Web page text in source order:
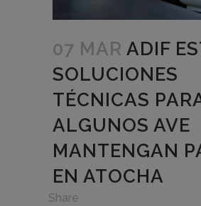
07 MAR ADIF
SOLUCIONES
TÉCNICAS
ALGUNOS AVE
MANTENGAN
EN ATOCHA
Share